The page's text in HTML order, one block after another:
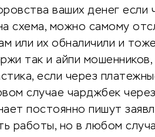
ваших денег если
схема, можно самому
или их обналичили и
так и айпи
если через
случае чарджбек
постоянно пишут
работы, но в любом